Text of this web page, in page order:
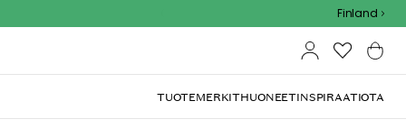
Finland
TUOTEMERKITHUONEETINSPIRAATIOTA